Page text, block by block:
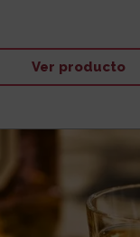
Ver producto